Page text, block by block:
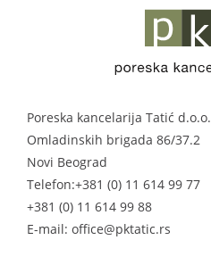
Poreska kancelarija Tatić d.o.o.
Omladinskih brigada 86/37.2
Novi Beograd
Telefon:+381 (0) 11 614 99 77
+381 (0) 11 614 99 88
E-mail: office@pktatic.rs